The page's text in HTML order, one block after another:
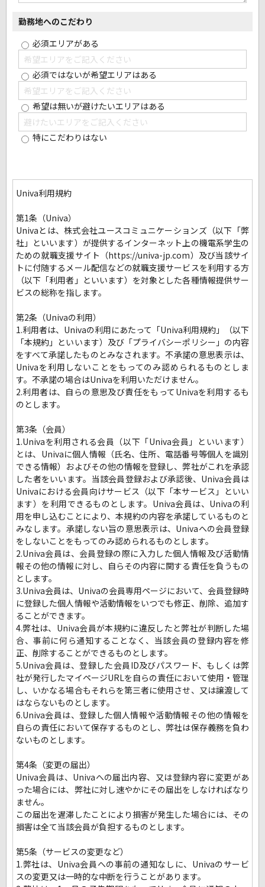
勤務地へのこだわり
必須エリアがある
必須ではないが希望エリアはある
希望は無いが避けたいエリアはある
特にこだわりはない
Univa利用規約
第1条（Univa）
Univaとは、株式会社ユースコミュニケーションズ（以下「弊
社」といいます）が提供するインターネット上の機電系学生の
ための就職支援サイト（https://univa-jp.com）及び当該サイ
トに付随するメール配信などの就職支援サービスを利用する方
（以下「利用者」といいます）を対象とした各種情報提供サー
ビスの総称を指します。
第2条（Univaの利用）
1.利用者は、Univaの利用にあたって「Univa利用規約」（以下
「本規約」といいます）及び「プライバシーポリシー」の内容
をすべて承諾したものとみなされます。不承諾の意思表示は、
Univaを利用しないことをもってのみ認められるものとしま
す。不承諾の場合はUnivaを利用いただけません。
2.利用者は、自らの意思及び責任をもってUnivaを利用するも
のとします。
第3条（会員）
1.Univaを利用される会員（以下「Univa会員」といいます）
とは、Univaに個人情報（氏名、住所、電話番号等個人を識別
できる情報）およびその他の情報を登録し、弊社がこれを承認
した者をいいます。当該会員登録および承認後、Univa会員は
Univaにおける会員向けサービス（以下「本サービス」といい
ます）を利用できるものとします。Univa会員は、Univaの利
用を申し込むことにより、本規約の内容を承諾しているものと
みなします。承諾しない旨の意思表示は、Univaへの会員登録
をしないことをもってのみ認められるものとします。
2.Univa会員は、会員登録の際に入力した個人情報及び活動情
報その他の情報に対し、自らその内容に関する責任を負うもの
とします。
3.Univa会員は、Univaの会員専用ページにおいて、会員登録時
に登録した個人情報や活動情報をいつでも修正、削除、追加す
ることができます。
4.弊社は、Univa会員が本規約に違反したと弊社が判断した場
合、事前に何ら通知することなく、当該会員の登録内容を修
正、削除することができるものとします。
5.Univa会員は、登録した会員ID及びパスワード、もしくは弊
社が発行したマイページURLを自らの責任において使用・管理
し、いかなる場合もそれらを第三者に使用させ、又は譲渡して
はならないものとします。
6.Univa会員は、登録した個人情報や活動情報その他の情報を
自らの責任において保存するものとし、弊社は保存義務を負わ
ないものとします。
第4条（変更の届出）
Univa会員は、Univaへの届出内容、又は登録内容に変更があ
った場合には、弊社に対し速やかにその届出をしなければなり
ません。
この届出を遅滞したことにより損害が発生した場合には、その
損害は全て当該会員が負担するものとします。
第5条（サービスの変更など）
1.弊社は、Univa会員への事前の通知なしに、Univaのサービ
スの変更又は一時的な中断を行うことがあります。